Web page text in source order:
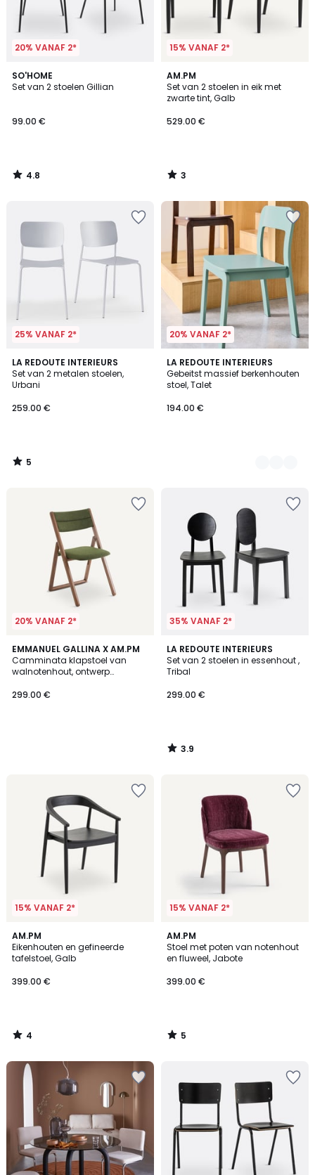
20% VANAF 2*
SO'HOME
Set van 2 stoelen Gillian
99.00 €
4.8
/ 5
4.8
/
15% VANAF 2*
AM.PM
Set van 2 stoelen in eik met
zwarte tint, Galb
529.00 €
3
/
5
3
/
25% VANAF 2*
LA REDOUTE INTERIEURS
Set van 2 metalen stoelen,
Urbani
259.00 €
5
/
5
5
/
20% VANAF 2*
LA REDOUTE INTERIEURS
Gebeitst massief berkenhouten
stoel, Talet
194.00 €
3
Kleuren
20% VANAF 2*
EMMANUEL GALLINA X AM.PM
Camminata klapstoel van
walnotenhout, ontwerp
299.00 €
35% VANAF 2*
LA REDOUTE INTERIEURS
Set van 2 stoelen in essenhout ,
Tribal
299.00 €
3.9
/ 5
3.9
/
15% VANAF 2*
AM.PM
Eikenhouten en gefineerde
tafelstoel, Galb
399.00 €
4
/
5
4
/
15% VANAF 2*
AM.PM
Stoel met poten van notenhout
en fluweel, Jabote
399.00 €
5
/
5
5
/